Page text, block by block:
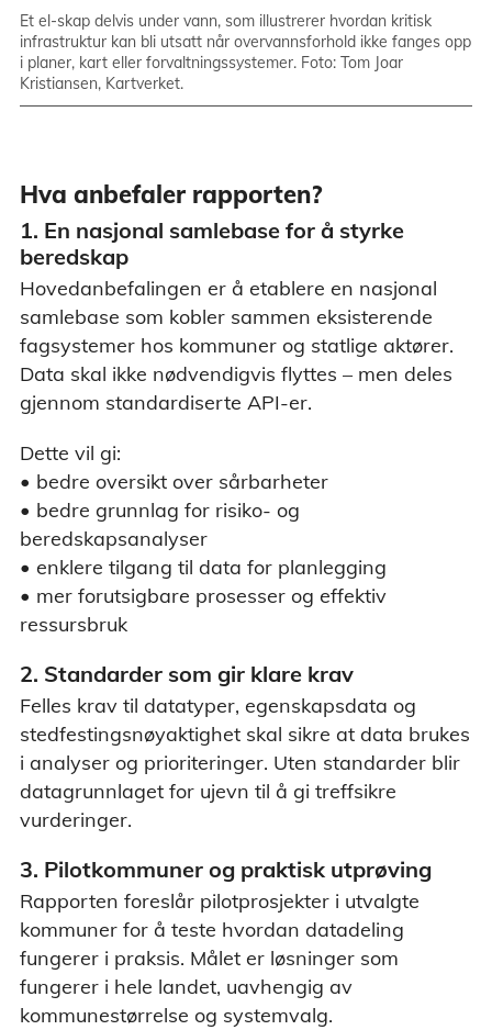
Et el-skap delvis under vann, som illustrerer hvordan kritisk
infrastruktur kan bli utsatt når overvannsforhold ikke fanges opp
i planer, kart eller forvaltningssystemer. Foto: Tom Joar
Kristiansen, Kartverket.
Hva anbefaler rapporten?
1. En nasjonal samlebase for å styrke
beredskap
Hovedanbefalingen er å etablere en nasjonal
samlebase som kobler sammen eksisterende
fagsystemer hos kommuner og statlige aktører.
Data skal ikke nødvendigvis flyttes – men deles
gjennom standardiserte API-er.
Dette vil gi:
• bedre oversikt over sårbarheter
• bedre grunnlag for risiko- og
beredskapsanalyser
• enklere tilgang til data for planlegging
• mer forutsigbare prosesser og effektiv
ressursbruk
2. Standarder som gir klare krav
Felles krav til datatyper, egenskapsdata og
stedfestingsnøyaktighet skal sikre at data brukes
i analyser og prioriteringer. Uten standarder blir
datagrunnlaget for ujevn til å gi treffsikre
vurderinger.
3. Pilotkommuner og praktisk utprøving
Rapporten foreslår pilotprosjekter i utvalgte
kommuner for å teste hvordan datadeling
fungerer i praksis. Målet er løsninger som
fungerer i hele landet, uavhengig av
kommunestørrelse og systemvalg.